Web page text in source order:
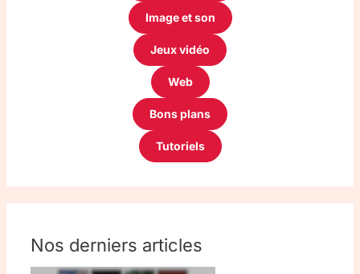
Image et son
Jeux vidéo
Web
Bons plans
Tutoriels
Nos derniers articles